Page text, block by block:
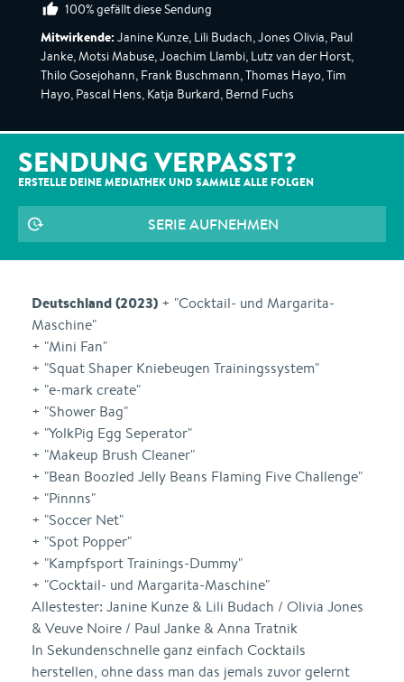
100% gefällt diese Sendung
Mitwirkende: Janine Kunze, Lili Budach, Jones Olivia, Paul
Janke, Motsi Mabuse, Joachim Llambi, Lutz van der Horst,
Thilo Gosejohann, Frank Buschmann, Thomas Hayo, Tim
Hayo, Pascal Hens, Katja Burkard, Bernd Fuchs
SENDUNG VERPASST?
ERSTELLE DEINE MEDIATHEK UND SAMMLE ALLE FOLGEN
SERIE AUFNEHMEN
Deutschland (2023) + "Cocktail- und Margarita-
Maschine"
+ "Mini Fan"
+ "Squat Shaper Kniebeugen Trainingssystem"
+ "e-mark create"
+ "Shower Bag"
+ "YolkPig Egg Seperator"
+ "Makeup Brush Cleaner"
+ "Bean Boozled Jelly Beans Flaming Five Challenge"
+ "Pinnns"
+ "Soccer Net"
+ "Spot Popper"
+ "Kampfsport Trainings-Dummy"
+ "Cocktail- und Margarita-Maschine"
Allestester: Janine Kunze & Lili Budach / Olivia Jones
& Veuve Noire / Paul Janke & Anna Tratnik
In Sekundenschnelle ganz einfach Cocktails
herstellen, ohne dass man das jemals zuvor gelernt